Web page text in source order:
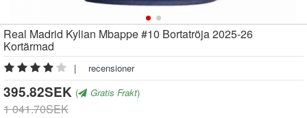
Real Madrid Kylian Mbappe #10 Bortatröja 2025-26
Kortärmad
| recensioner
395.82SEK ( Gratis Frakt)
1 041.70SEK